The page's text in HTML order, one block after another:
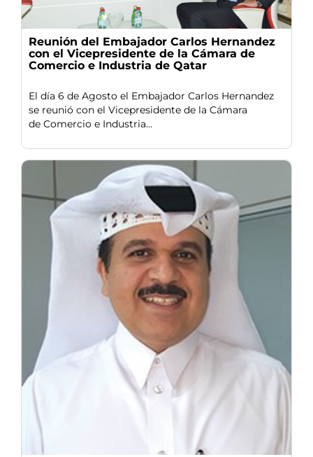
Reunión del Embajador Carlos Hernandez
con el Vicepresidente de la Cámara de
Comercio e Industria de Qatar
El día 6 de Agosto el Embajador Carlos Hernandez
se reunió con el Vicepresidente de la Cámara
de Comercio e Industria...